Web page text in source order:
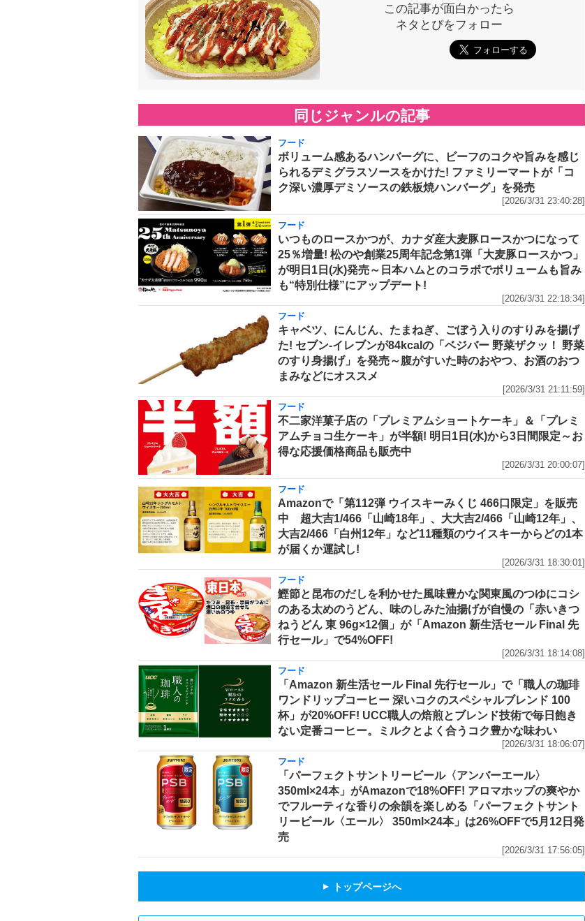
この記事が面白かったら
ネタとぴをフォロー
同じジャンルの記事
フード
ボリューム感あるハンバーグに、ビーフのコクや旨みを感じ
られるデミグラスソースをかけた! ファミリーマートが「コ
ク深い濃厚デミソースの鉄板焼ハンバーグ」を発売
[2026/3/31 23:40:28]
フード
いつものロースかつが、カナダ産大麦豚ロースかつになって
25％増量! 松のや創業25周年記念第1弾「大麦豚ロースかつ」
が明日1日(水)発売～日本ハムとのコラボでボリュームも旨み
も“特別仕様”にアップデート!
[2026/3/31 22:18:34]
フード
キャベツ、にんじん、たまねぎ、ごぼう入りのすりみを揚げ
た! セブン‐イレブンが84kcalの「ベジバー 野菜ザクッ！ 野菜
のすり身揚げ」を発売～腹がすいた時のおやつ、お酒のおつ
まみなどにオススメ
[2026/3/31 21:11:59]
フード
不二家洋菓子店の「プレミアムショートケーキ」＆「プレミ
アムチョコ生ケーキ」が半額! 明日1日(水)から3日間限定～お
得な応援価格商品も販売中
[2026/3/31 20:00:07]
フード
Amazonで「第112弾 ウイスキーみくじ 466口限定」を販売
中 超大吉1/466「山崎18年」、大大吉2/466「山崎12年」、
大吉2/466「白州12年」など11種類のウイスキーからどの1本
が届くか運試し!
[2026/3/31 18:30:01]
フード
鰹節と昆布のだしを利かせた風味豊かな関東風のつゆにコシ
のある太めのうどん、味のしみた油揚げが自慢の「赤いきつ
ねうどん 東 96g×12個」が「Amazon 新生活セール Final 先
行セール」で54%OFF!
[2026/3/31 18:14:08]
フード
「Amazon 新生活セール Final 先行セール」で「職人の珈琲
ワンドリップコーヒー 深いコクのスペシャルブレンド 100
杯」が20%OFF! UCC職人の焙煎とブレンド技術で毎日飽き
ない定番コーヒー。ミルクとよく合うコク豊かな味わい
[2026/3/31 18:06:07]
フード
「パーフェクトサントリービール〈アンバーエール〉
350ml×24本」がAmazonで18%OFF! アロマホップの爽やか
でフルーティな香りの余韻を楽しめる「パーフェクトサント
リービール〈エール〉 350ml×24本」は26%OFFで5月12日発
売
[2026/3/31 17:56:05]
▲ トップページへ